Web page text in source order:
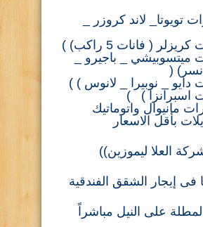
تويوتا_ لاند كروزر _
( فانات 5 راكب) )
ميتسوبيشي _ باجيرو _
(
دايو _ نوبيرا _ لانوس ) )
اسبرانزا ) )
مانيوال واتوماتيك
بأقل الاسعار
العلا ليموزين))
فى إيجار الشقق الفندقية
على النيل مباشراً